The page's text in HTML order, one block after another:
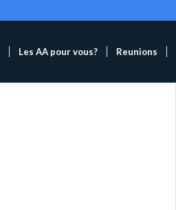
Les AA pour vous? Reunions